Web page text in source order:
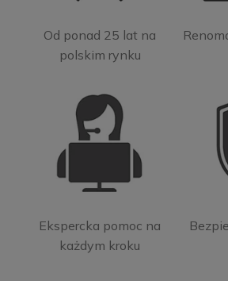
Od ponad 25 lat na
polskim rynku
Ekspercka pomoc na
każdym kroku